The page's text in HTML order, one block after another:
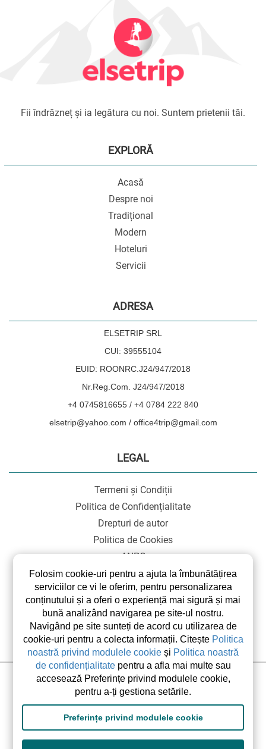
Fii îndrăzneț și ia legătura cu noi. Suntem prietenii tăi.
EXPLORĂ
Acasă
Despre noi
Tradițional
Modern
Hoteluri
Servicii
ADRESA
ELSETRIP SRL
CUI: 39555104
EUID: ROONRC.J24/947/2018
Nr.Reg.Com. J24/947/2018
+4 0745816655 / +4 0784 222 840
elsetrip@yahoo.com / office4trip@gmail.com
LEGAL
Termeni și Condiții
Politica de Confidențialitate
Drepturi de autor
Politica de Cookies
ANPC
SOL
©2026 elsetrip.com Toate drepturile rezervate.
Folosim cookie-uri pentru a ajuta la îmbunătățirea
serviciilor ce vi le oferim, pentru personalizarea
conținutului și a oferi o experiență mai sigură și mai
bună analizând navigarea pe site-ul nostru.
Navigând pe site sunteți de acord cu utilizarea de
cookie-uri pentru a colecta informații. Citește Politica
noastră privind modulele cookie și Politica noastră
de confidențialitatepentru a afla mai multe sau
accesează Preferințe privind modulele cookie,
pentru a-ți gestiona setările.
Preferințe privind modulele cookie